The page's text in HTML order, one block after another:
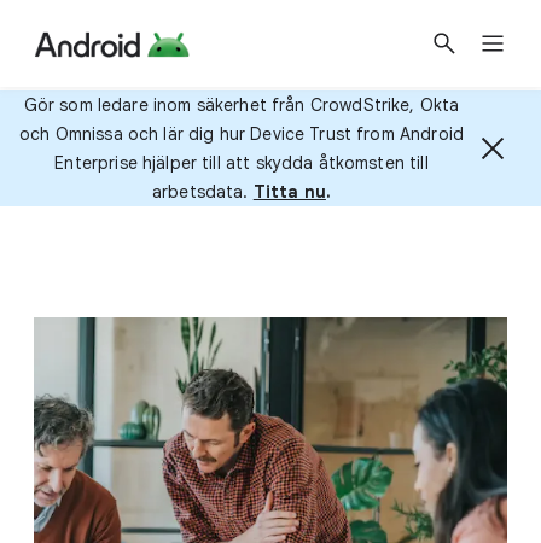
Gör som ledare inom säkerhet från CrowdStrike, Okta
och Omnissa och lär dig hur Device Trust from Android
Enterprise hjälper till att skydda åtkomsten till
arbetsdata. Titta nu.